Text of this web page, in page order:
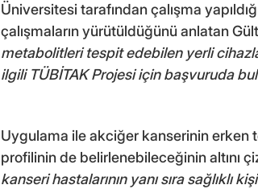
Üniversitesi tarafından çalışma
çalışmaların yürütüldüğünü anlatan
metabolitleri tespit edebilen yerli
ilgili TÜBİTAK Projesi için başvuruda
Uygulama ile akciğer kanserinin erken
profilinin de belirlenebileceğinin altını
kanseri hastalarının yanı sıra sağlıklı